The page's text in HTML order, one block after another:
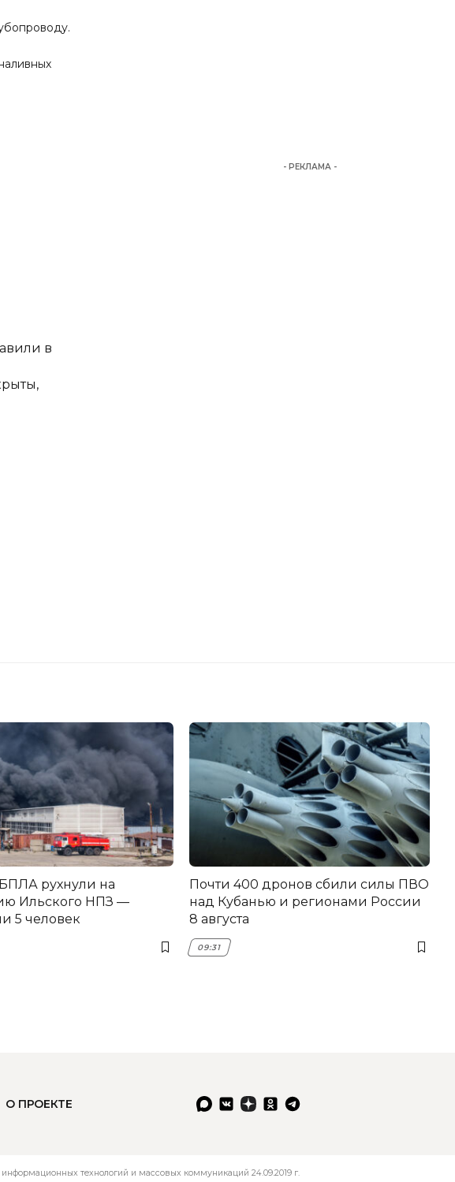
в
- РЕКЛАМА -
рухнули на
Ильского НПЗ —
5 человек
Почти 400 дронов сбили силы ПВО
над Кубанью и регионами России
8 августа
09:31
О ПРОЕКТЕ
технологий и массовых коммуникаций 24.09.2019 г.